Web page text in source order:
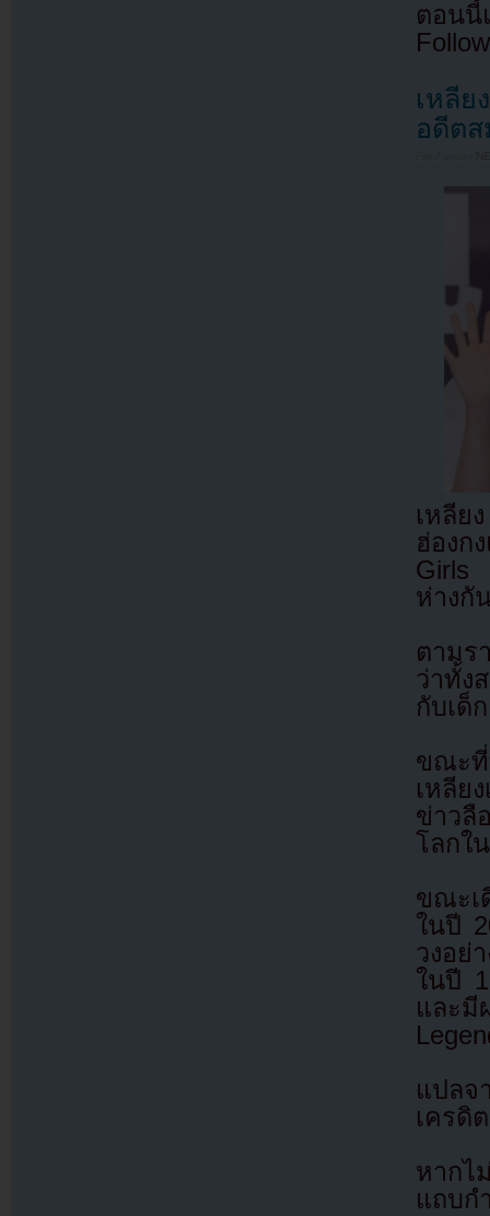
ตอนนี้
เหลีย
อดีตส
เหลีย
ฮ่องก
Girls
ห่างกั
ตามร
ว่าทั้ง
กับเด็
ขณะที่
เหลีย
ข่าวลื
โลกใ
ขณะเ
ในปี
วงอย่
ในปี
และมี
แปล
เครดิ
หากไ
แถบก